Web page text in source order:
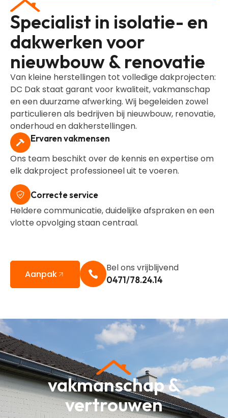
Specialist in isolatie- en
dakwerken voor
nieuwbouw & renovatie
Van kleine herstellingen tot volledige dakprojecten:
DC Dak staat garant voor kwaliteit, vakmanschap
en een duurzame afwerking. Wij begeleiden zowel
particulieren als bedrijven bij nieuwbouw, renovatie,
onderhoud en dakherstellingen.
Ervaren vakmensen
Ons team beschikt over de kennis en expertise om
elk dakproject professioneel uit te voeren.
Correcte service
Heldere communicatie, duidelijke afspraken en een
vlotte opvolging staan centraal.
Aanpak
Bel ons vrijblijvend
0471/78.24.14
vakmanschap &
vertrouwen